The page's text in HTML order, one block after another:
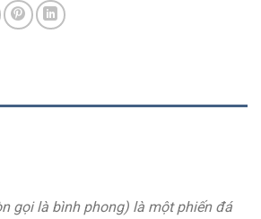
gọi là bình phong) là một phiến đá